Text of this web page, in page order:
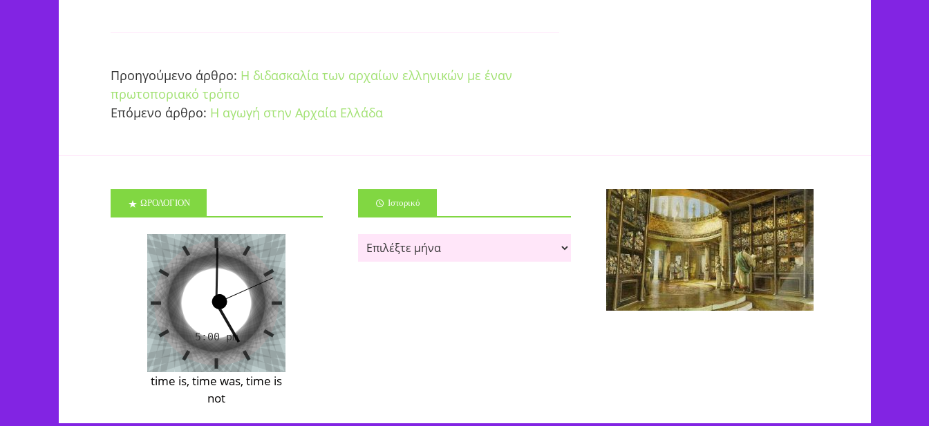
Προηγούμενο άρθρο: Η διδασκαλία των αρχαίων ελληνικών με έναν
πρωτοποριακό τρόπο
Επόμενο άρθρο: Η αγωγή στην Αρχαία Ελλάδα
ΩΡΟΛΟΓΙΟΝ
time is, time was, time is
not
Ιστορικό